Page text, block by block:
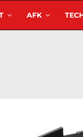
AFK